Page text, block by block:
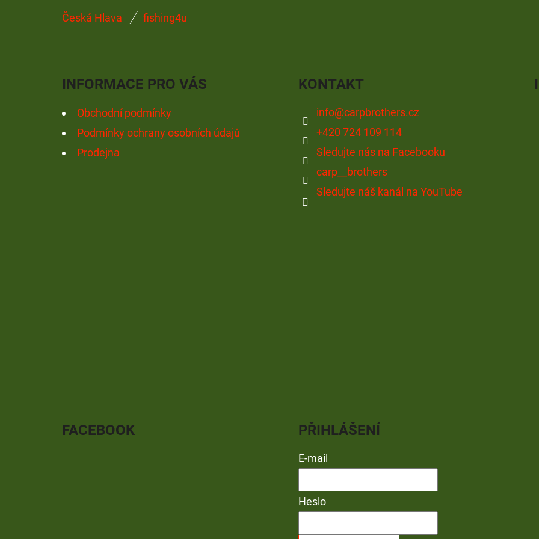
Česká Hlava fishing4u
INFORMACE PRO VÁS
Obchodní podmínky
Podmínky ochrany osobních údajů
Prodejna
KONTAKT
info@carpbrothers.cz
+420 724 109 114
Sledujte nás na Facebooku
carp__brothers
Sledujte náš kanál na YouTube
FACEBOOK PŘIHLÁŠENÍ
E-mail
Heslo